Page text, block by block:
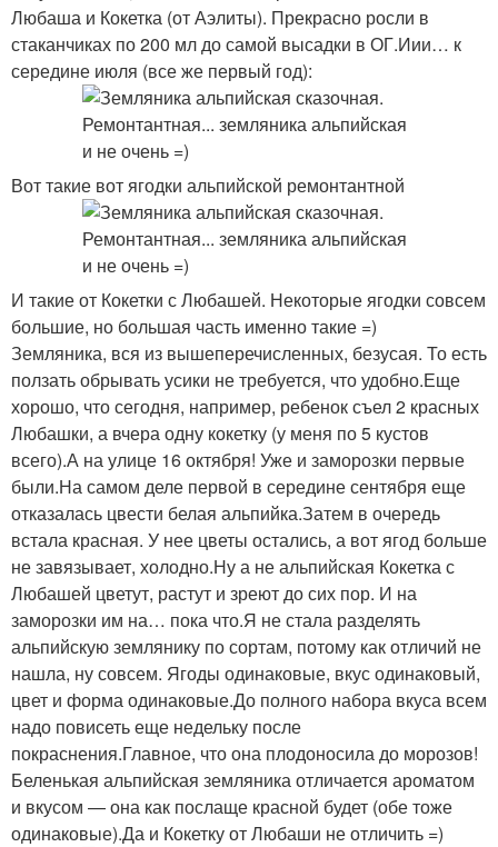
Любаша и Кокетка (от Аэлиты). Прекрасно росли в
стаканчиках по 200 мл до самой высадки в ОГ.Иии… к
середине июля (все же первый год):
Вот такие вот ягодки альпийской ремонтантной
И такие от Кокетки с Любашей. Некоторые ягодки совсем
большие, но большая часть именно такие =)
Земляника, вся из вышеперечисленных, безусая. То есть
ползать обрывать усики не требуется, что удобно.Еще
хорошо, что сегодня, например, ребенок съел 2 красных
Любашки, а вчера одну кокетку (у меня по 5 кустов
всего).А на улице 16 октября! Уже и заморозки первые
были.На самом деле первой в середине сентября еще
отказалась цвести белая альпийка.Затем в очередь
встала красная. У нее цветы остались, а вот ягод больше
не завязывает, холодно.Ну а не альпийская Кокетка с
Любашей цветут, растут и зреют до сих пор. И на
заморозки им на… пока что.Я не стала разделять
альпийскую землянику по сортам, потому как отличий не
нашла, ну совсем. Ягоды одинаковые, вкус одинаковый,
цвет и форма одинаковые.До полного набора вкуса всем
надо повисеть еще недельку после
покраснения.Главное, что она плодоносила до морозов!
Беленькая альпийская земляника отличается ароматом
и вкусом — она как послаще красной будет (обе тоже
одинаковые).Да и Кокетку от Любаши не отличить =)